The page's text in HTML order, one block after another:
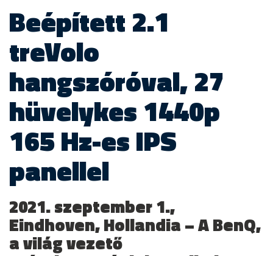
Beépített 2.1
treVolo
hangszóróval, 27
hüvelykes 1440p
165 Hz-es IPS
panellel
2021. szeptember 1.,
Eindhoven, Hollandia –A BenQ,
a világ vezető